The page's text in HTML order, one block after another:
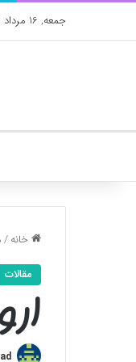
جمعه, 16 مرداد 1405
خانه/
مقالات